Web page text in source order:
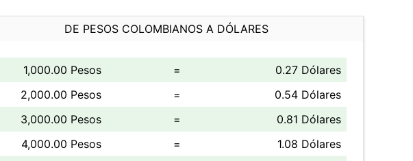
DE PESOS COLOMBIANOS A DÓLARES
1,000.00 Pesos =
0.27 Dólares
2,000.00 Pesos
=
0.54 Dólares
3,000.00 Pesos
=
0.81 Dólares
4,000.00 Pesos
=
1.08 Dólares